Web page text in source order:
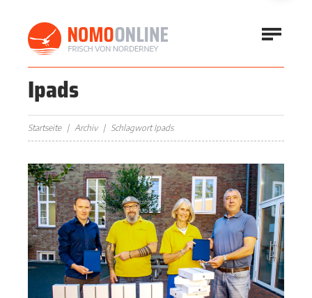
Ipads
Startseite Archiv Schlagwort Ipads